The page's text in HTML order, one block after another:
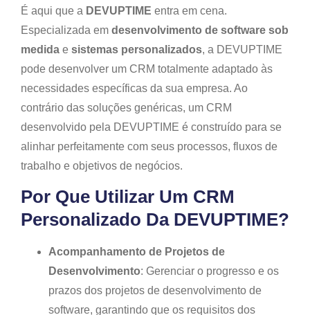
É aqui que a DEVUPTIME entra em cena.
Especializada em desenvolvimento de software sob
medida e sistemas personalizados, a DEVUPTIME
pode desenvolver um CRM totalmente adaptado às
necessidades específicas da sua empresa. Ao
contrário das soluções genéricas, um CRM
desenvolvido pela DEVUPTIME é construído para se
alinhar perfeitamente com seus processos, fluxos de
trabalho e objetivos de negócios.
Por Que Utilizar Um CRM
Personalizado Da DEVUPTIME?
Acompanhamento de Projetos de
Desenvolvimento: Gerenciar o progresso e os
prazos dos projetos de desenvolvimento de
software, garantindo que os requisitos dos